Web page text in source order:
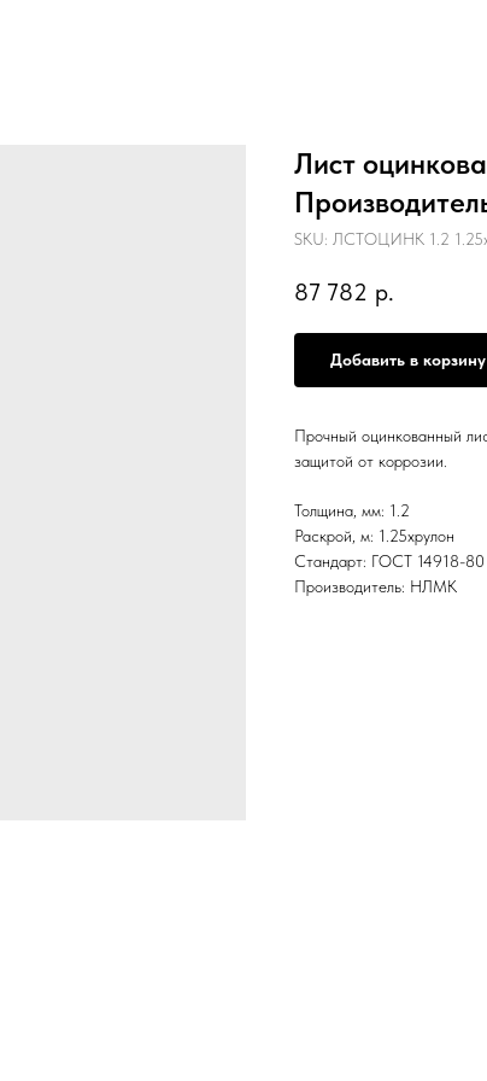
Лист
SKU: ЛСТОЦИНК 1.2
87 782 р.
Добавить в корзину
Прочный оцинкованный
защитой от коррозии.
Толщина, мм: 1.2
Раскрой, м: 1.25хрулон
Стандарт: ГОСТ 14918-80
Производитель: НЛМК